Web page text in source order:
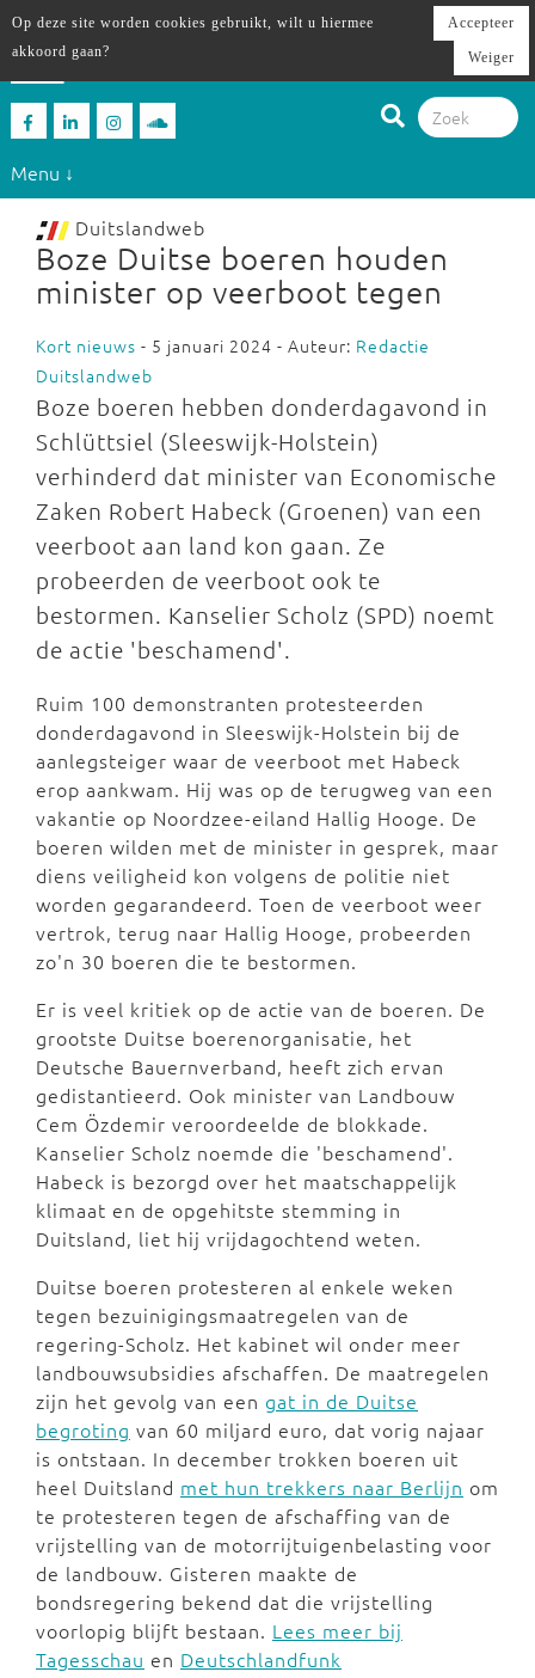
Menu ↓
Duitslandweb
Boze Duitse boeren houden
minister op veerboot tegen
Kort nieuws - 5 januari 2024 - Auteur: Redactie
Duitslandweb
Boze boeren hebben donderdagavond in
Schlüttsiel (Sleeswijk-Holstein)
verhinderd dat minister van Economische
Zaken Robert Habeck (Groenen) van een
veerboot aan land kon gaan. Ze
probeerden de veerboot ook te
bestormen. Kanselier Scholz (SPD) noemt
de actie 'beschamend'.
Ruim 100 demonstranten protesteerden
donderdagavond in Sleeswijk-Holstein bij de
aanlegsteiger waar de veerboot met Habeck
erop aankwam. Hij was op de terugweg van een
vakantie op Noordzee-eiland Hallig Hooge. De
boeren wilden met de minister in gesprek, maar
diens veiligheid kon volgens de politie niet
worden gegarandeerd. Toen de veerboot weer
vertrok, terug naar Hallig Hooge, probeerden
zo'n 30 boeren die te bestormen.
Er is veel kritiek op de actie van de boeren. De
grootste Duitse boerenorganisatie, het
Deutsche Bauernverband, heeft zich ervan
gedistantieerd. Ook minister van Landbouw
Cem Özdemir veroordeelde de blokkade.
Kanselier Scholz noemde die 'beschamend'.
Habeck is bezorgd over het maatschappelijk
klimaat en de opgehitste stemming in
Duitsland, liet hij vrijdagochtend weten.
Duitse boeren protesteren al enkele weken
tegen bezuinigingsmaatregelen van de
regering-Scholz. Het kabinet wil onder meer
landbouwsubsidies afschaffen. De maatregelen
zijn het gevolg van een gat in de Duitse
begroting van 60 miljard euro, dat vorig najaar
is ontstaan. In december trokken boeren uit
heel Duitsland met hun trekkers naar Berlijn om
te protesteren tegen de afschaffing van de
vrijstelling van de motorrijtuigenbelasting voor
de landbouw. Gisteren maakte de
bondsregering bekend dat die vrijstelling
voorlopig blijft bestaan. Lees meer bij
Tagesschau en Deutschlandfunk
Op deze site worden cookies gebruikt, wilt u hiermee
akkoord gaan?
Accepteer
Weiger